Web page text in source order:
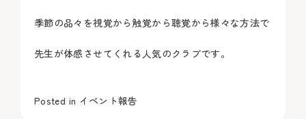
季節の品々を視覚から触覚から聴覚から様々な方法で
先生が体感させてくれる人気のクラブです。
Posted in イベント報告